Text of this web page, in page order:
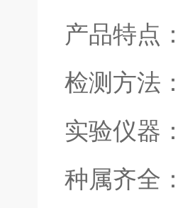
产品特点
检测方法
实验仪器
种属齐全